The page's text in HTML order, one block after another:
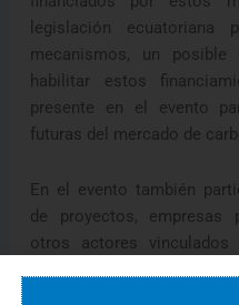
legislación
mecanismos, un
habilitar estos
presente en el evento
futuras del mercado de
En el evento también
de proyectos, empresas
otros actores